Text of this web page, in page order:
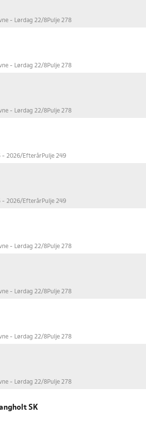
- Lørdag 22/8Pulje 278
- Lørdag 22/8Pulje 278
- Lørdag 22/8Pulje 278
- 2026/EfterårPulje 249
- 2026/EfterårPulje 249
- Lørdag 22/8Pulje 278
- Lørdag 22/8Pulje 278
- Lørdag 22/8Pulje 278
- Lørdag 22/8Pulje 278
SK